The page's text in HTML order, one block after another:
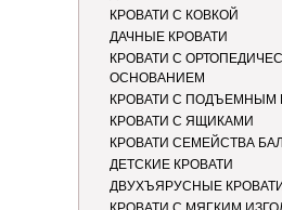
КРОВАТИ С КОВКОЙ
ДАЧНЫЕ КРОВАТИ
КРОВАТИ С
ОСНОВАНИЕМ
КРОВАТИ С ПОДЪЕМНЫМ
КРОВАТИ С ЯЩИКАМИ
КРОВАТИ СЕМЕЙСТВА
ДЕТСКИЕ КРОВАТИ
ДВУХЪЯРУСНЫЕ КРОВАТИ